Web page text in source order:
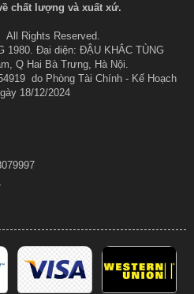
chất lượng và xuất xứ.
All Rights Reserved.
1980. Đại diện: ĐẬU KHẮC TÙNG
Q Hai Bà Trưng, Hà Nội.
do Phòng Tài Chính - Kế Hoạch
18/12/2024